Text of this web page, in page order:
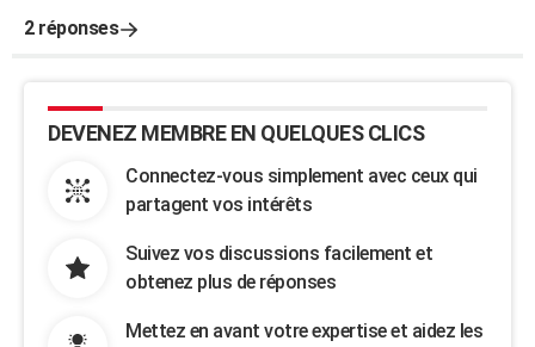
2 réponses
DEVENEZ MEMBRE EN QUELQUES CLICS
Connectez-vous simplement avec ceux qui
partagent vos intérêts
Suivez vos discussions facilement et
obtenez plus de réponses
Mettez en avant votre expertise et aidez les